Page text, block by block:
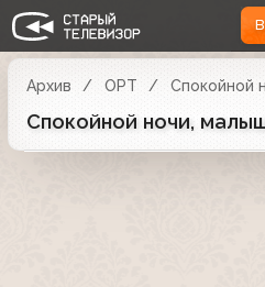
Архив ОРТ Спокойной
Спокойной ночи,